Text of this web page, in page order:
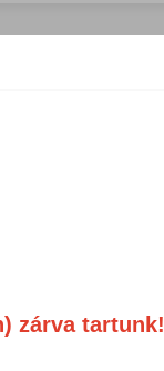
zárva tartunk!